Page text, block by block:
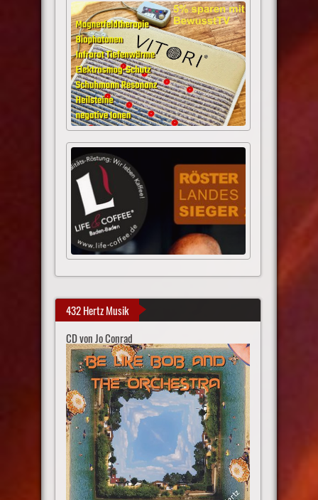
432 Hertz Musik
CD von Jo Conrad